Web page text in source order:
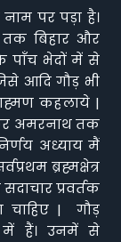
नाम पर पड़ा है।
बिहार और
के पाँच भेदों में से
आदि गौड़ भी
कहलाये |
अमरनाथ तक
अध्याय मैं
ब्रह्मक्षेत्र
प्रवर्तक
चाहिए | गौड़
में हैं। उनमें से